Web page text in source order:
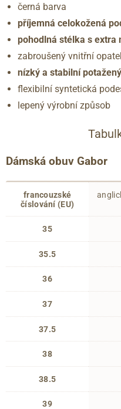
černá barva
příjemná celokožená
pohodlná stélka s extra
zabroušený vnitřní
nízký a stabilní
flexibilní syntetická
lepený výrobní způsob
Dámská obuv Gabor
francouzské
číslování (EU)
35
35.5
36
37
37.5
38
38.5
39